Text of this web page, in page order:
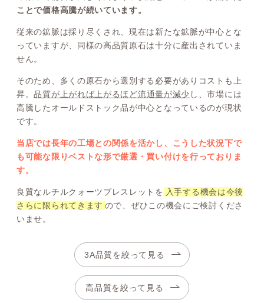
ことで価格高騰が続いています。
従来の鉱脈は採り尽くされ、現在は新たな鉱脈が中心とな
っていますが、同様の高品質原石は十分に産出されていま
せん。
そのため、多くの原石から選別する必要がありコストも上
昇。品質が上がれば上がるほど流通量が減少 し、市場には
高騰したオールドストック品が中心となっているのが現状
です。
当店では長年の工場との関係を活かし、こうした状況下で
も可能な限りベストな形で厳選・買い付けを行っておりま
す。
良質なルチルクォーツブレスレットを 入手する機会は今後
さらに限られてきます ので、ぜひこの機会にご検討くださ
いませ。
3A品質を絞って見る
高品質を絞って見る